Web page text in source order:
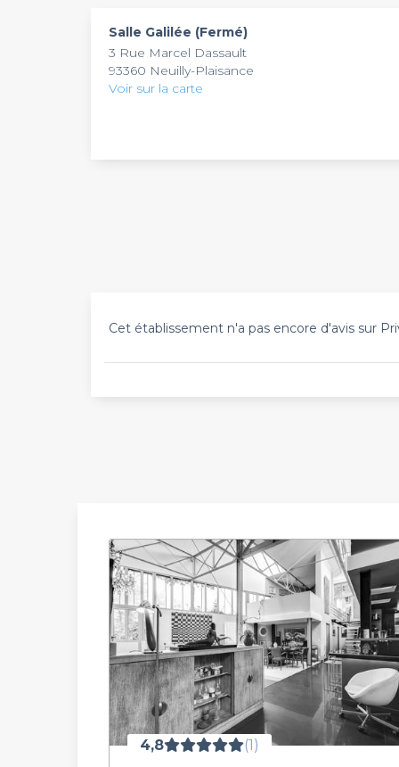
matin. Il ne vous reste plus qu’à réserver cet
Salle Galilée (Fermé)
3 Rue Marcel Dassault
93360 Neuilly-Plaisance
Voir sur la carte
Cet établissement n'a pas encore d'avis sur
4,8 (1)